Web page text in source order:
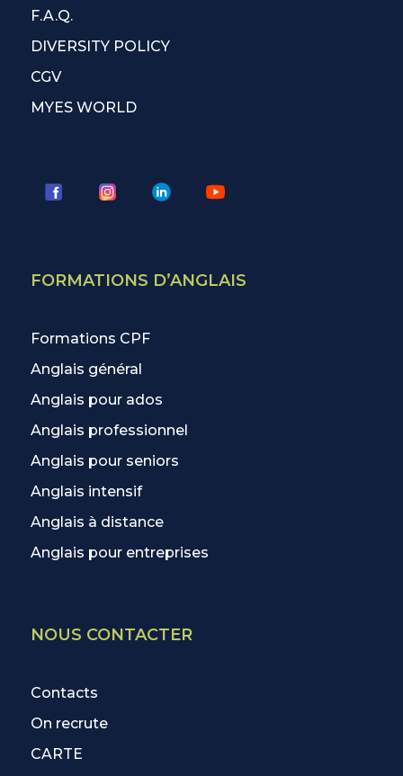
F.A.Q.
DIVERSITY POLICY
CGV
MYES WORLD
FORMATIONS D’ANGLAIS
Formations CPF
Anglais général
Anglais pour ados
Anglais professionnel
Anglais pour seniors
Anglais intensif
Anglais à distance
Anglais pour entreprises
NOUS CONTACTER
Contacts
On recrute
CARTE